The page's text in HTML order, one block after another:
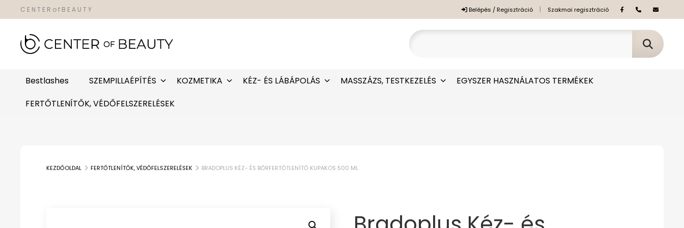
C E N T E R o f B E A U T Y Belépés / Regisztráció | Szakmai regisztráció
Bestlashes SZEMPILLAÉPÍTÉS KOZMETIKA KÉZ- ÉS LÁBÁPOLÁS MASSZÁZS, TESTKEZELÉS
EGYSZER HASZNÁLATOS TERMÉKEK
FERTŐTLENÍTŐK, VÉDŐFELSZERELÉSEK
KEZDŐOLDAL FERTŐTLENÍTŐK, VÉDŐFELSZERELÉSEK BRADOPLUS KÉZ- ÉS BŐRFERTŐTLENÍTŐ KUPAKOS 500 ML